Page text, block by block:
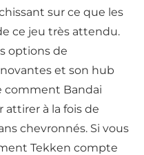
sur ce que les
ce jeu très attendu.
options de
et son hub
comment Bandai
attirer à la fois de
chevronnés. Si vous
Tekken compte